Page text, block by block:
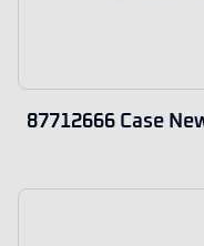
87712666 Case